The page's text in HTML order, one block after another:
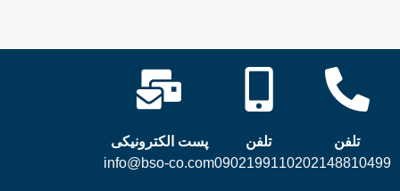
تلفن
02148810499
تلفن
09021991102
پست الکترونیکی
info@bso-co.com